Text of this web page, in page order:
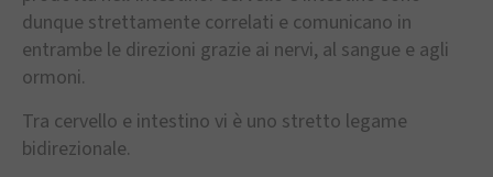
dunque strettamente correlati e comunicano in
entrambe le direzioni grazie ai nervi, al sangue e agli
ormoni.
Tra cervello e intestino vi è uno stretto legame
bidirezionale.